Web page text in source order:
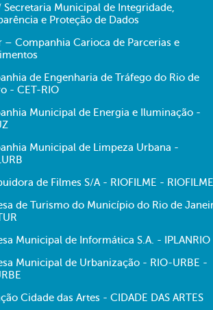
Secretaria Municipal de Integridade,
e Proteção de Dados
– Companhia Carioca de Parcerias e
de Engenharia de Tráfego do Rio de
- CET-RIO
Municipal de Energia e Iluminação -
Municipal de Limpeza Urbana -
de Filmes S/A - RIOFILME - RIOFILME
de Turismo do Município do Rio de
Municipal de Informática S.A. - IPLANRIO
Municipal de Urbanização - RIO-URBE -
Cidade das Artes - CIDADE DAS ARTES